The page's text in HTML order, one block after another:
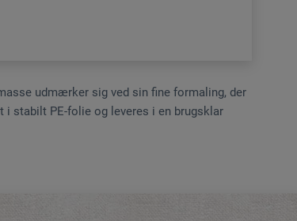
udmærker sig ved sin fine formaling, der
stabilt PE-folie og leveres i en brugsklar